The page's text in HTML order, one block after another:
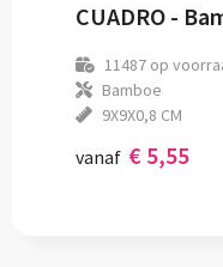
CUADRO -
11487op
Bamboe
9X9X0,8 CM
vanaf € 5,55